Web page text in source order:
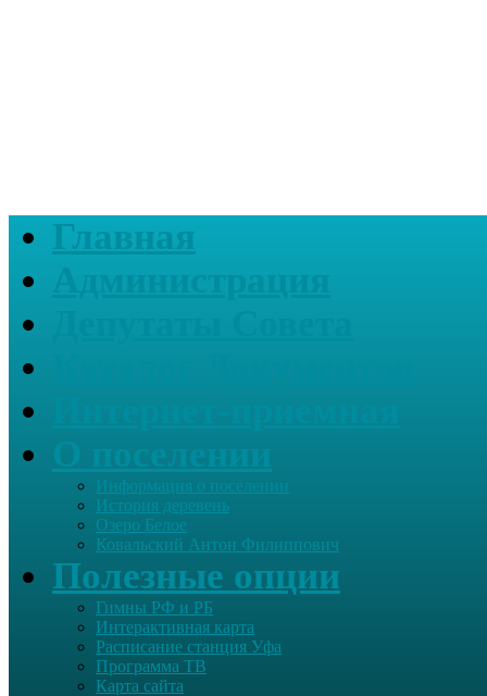
Главная
Информация о поселении
История деревень
Озеро Белое
Ковальский Антон Филиппович
Полезные опции
Гимны РФ и РБ
Интерактивная карта
Расписание станция Уфа
Программа ТВ
Карта сайта